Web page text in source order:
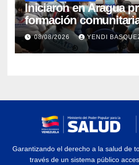
Iniciaron en Aragua
formación
atención a personas
discapacidad
08/08/2026 YENDI
Garantizando el derecho a la salud de
través de un sistema público